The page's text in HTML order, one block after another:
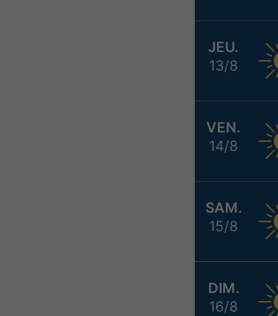
JEU.
13/8
VEN.
14/8
SAM.
15/8
DIM.
16/8